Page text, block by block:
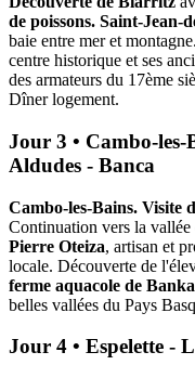
de poissons. Saint-Jean-
baie entre mer et
centre historique et ses
des armateurs du 17ème
Dîner logement.
Jour 3 • Cambo-les-
Aldudes - Banca
Cambo-les-Bains. Visite
Continuation vers la vallée
Pierre Oteiza, artisan et
locale. Découverte de
ferme aquacole de Banka
belles vallées du Pays
Jour 4 • Espelette -